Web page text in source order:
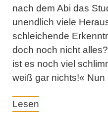
nach dem Abi das
unendlich viele
schleichende
doch noch nicht
ist es noch viel
weiß gar nichts!« Nun
Lesen